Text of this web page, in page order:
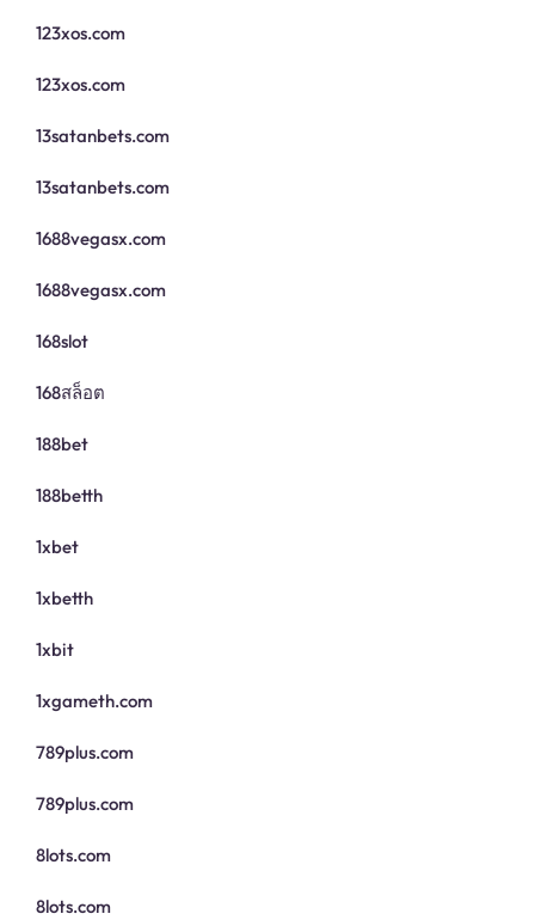
123xos.com
123xos.com
13satanbets.com
13satanbets.com
1688vegasx.com
1688vegasx.com
168slot
168สล็อต
188bet
188betth
1xbet
1xbetth
1xbit
1xgameth.com
789plus.com
789plus.com
8lots.com
8lots.com